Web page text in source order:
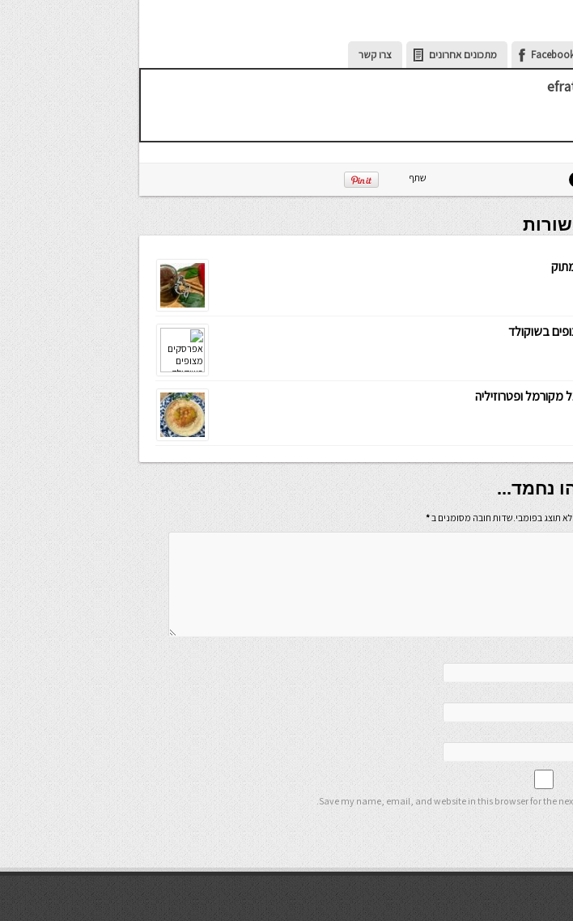
מתכונים אחרונים צרו קשר
שתף
בשוקולד
מקורמל ופטרוזיליה
נחמד...
תוצג בפומבי.שדות חובה מסומנים ב*
Save my name, email, and website in this browser for the